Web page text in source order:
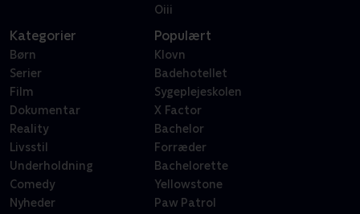
Oiii
Kategorier
Børn
Serier
Film
Dokumentar
Reality
Livsstil
Underholdning
Comedy
Nyheder
Populært
Klovn
Badehotellet
Sygeplejeskolen
X Factor
Bachelor
Forræder
Bachelorette
Yellowstone
Paw Patrol